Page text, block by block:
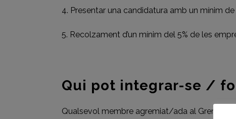
4. Presentar una candidatura amb un mínim
5. Recolzament d’un mínim del 5% de les
Qui pot integrar-se /
Qualsevol membre agremiat/ada al Gremi de